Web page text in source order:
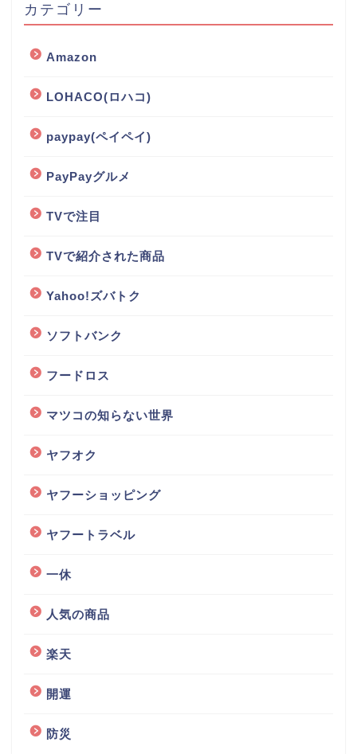
カテゴリー
Amazon
LOHACO(ロハコ)
paypay(ペイペイ)
PayPayグルメ
TVで注目
TVで紹介された商品
Yahoo!ズバトク
ソフトバンク
フードロス
マツコの知らない世界
ヤフオク
ヤフーショッピング
ヤフートラベル
一休
人気の商品
楽天
開運
防災